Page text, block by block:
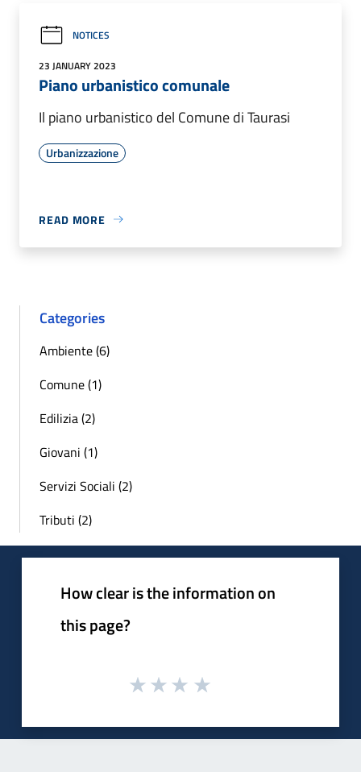
NOTICES
23 JANUARY 2023
Piano urbanistico comunale
Il piano urbanistico del Comune di Taurasi
Urbanizzazione
READ MORE
Categories
Ambiente (6)
Comune (1)
Edilizia (2)
Giovani (1)
Servizi Sociali (2)
Tributi (2)
How clear is the information on
this page?